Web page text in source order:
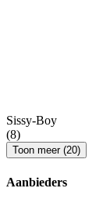
Sissy-Boy
(8)
Toon meer (20)
Aanbieders